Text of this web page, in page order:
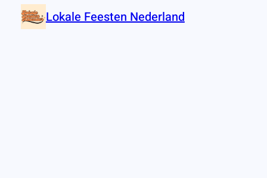
Lokale Feesten Nederland